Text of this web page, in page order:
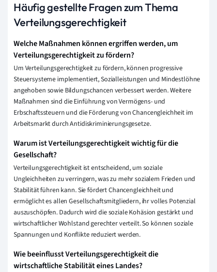
Häufig gestellte Fragen zum Thema
Verteilungsgerechtigkeit
Welche Maßnahmen können ergriffen werden, um
Verteilungsgerechtigkeit zu fördern?
Um Verteilungsgerechtigkeit zu fördern, können progressive
Steuersysteme implementiert, Sozialleistungen und Mindestlöhne
angehoben sowie Bildungschancen verbessert werden. Weitere
Maßnahmen sind die Einführung von Vermögens- und
Erbschaftssteuern und die Förderung von Chancengleichheit im
Arbeitsmarkt durch Antidiskriminierungsgesetze.
Warum ist Verteilungsgerechtigkeit wichtig für die
Gesellschaft?
Verteilungsgerechtigkeit ist entscheidend, um soziale
Ungleichheiten zu verringern, was zu mehr sozialem Frieden und
Stabilität führen kann. Sie fördert Chancengleichheit und
ermöglicht es allen Gesellschaftsmitgliedern, ihr volles Potenzial
auszuschöpfen. Dadurch wird die soziale Kohäsion gestärkt und
wirtschaftlicher Wohlstand gerechter verteilt. So können soziale
Spannungen und Konflikte reduziert werden.
Wie beeinflusst Verteilungsgerechtigkeit die
wirtschaftliche Stabilität eines Landes?